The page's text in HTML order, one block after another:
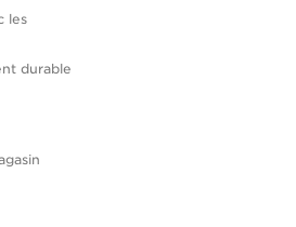
les
durable